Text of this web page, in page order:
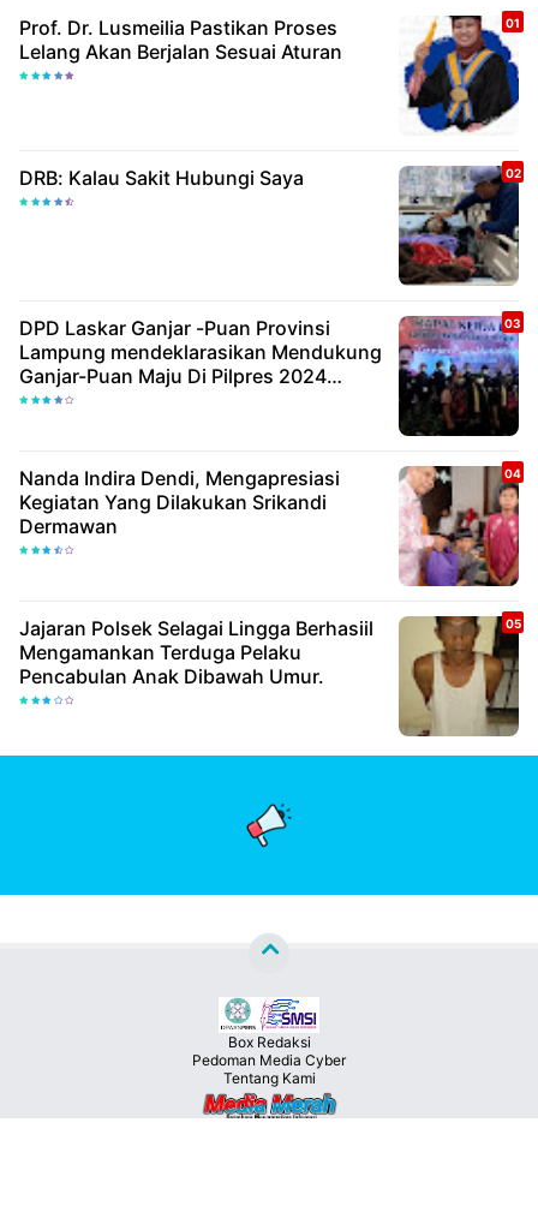
Prof. Dr. Lusmeilia Pastikan Proses
Lelang Akan Berjalan Sesuai Aturan
DRB: Kalau Sakit Hubungi Saya
DPD Laskar Ganjar -Puan Provinsi
Lampung mendeklarasikan Mendukung
Ganjar-Puan Maju Di Pilpres 2024
Mendatang
Nanda Indira Dendi, Mengapresiasi
Kegiatan Yang Dilakukan Srikandi
Dermawan
Jajaran Polsek Selagai Lingga Berhasiil
Mengamankan Terduga Pelaku
Pencabulan Anak Dibawah Umur.
Box Redaksi
Pedoman Media Cyber
Tentang Kami